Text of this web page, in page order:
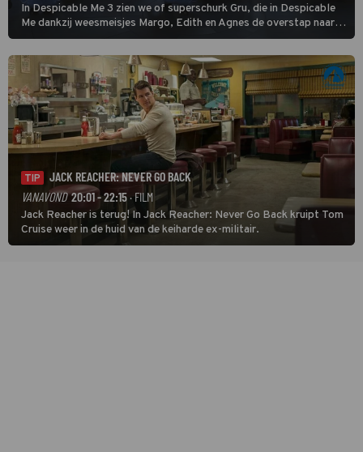
In Despicable Me 3 zien we of superschurk Gru, die in Despicable
Me dankzij weesmeisjes Margo, Edith en Agnes de overstap naar
het rechte pad maakte, ook op dat pad weet te blijven.
TIP
JACK REACHER: NEVER GO BACK
VANAVOND 20:01 - 22:15· FILM
Jack Reacher is terug! In Jack Reacher: Never Go Back kruipt Tom
Cruise weer in de huid van de keiharde ex-militair.